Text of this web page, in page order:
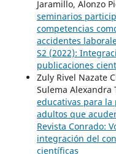
Jaramillo, Alonzo
seminarios
competencias
accidentes
S2 (2022):
publicaciones
Zuly Rivel Nazate
Sulema Alexandra
educativas para la
adultos que
Revista Conrado:
integración del
científicas